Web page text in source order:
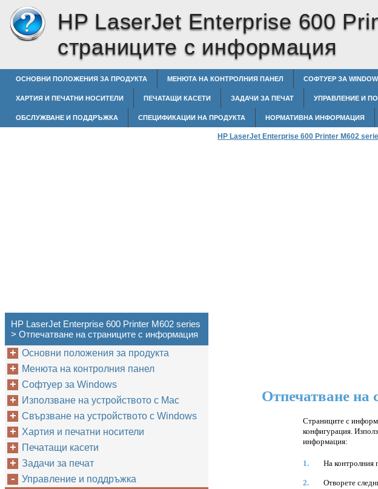
HP LaserJet Enterprise 600
страниците с информация
ОСНОВНИ ПОЛОЖЕНИЯ ЗА ПРОДУКТА МЕНЮТА НА КОНТРОЛНИЯ ПАНЕЛ СОФТУЕР ЗА
ХАРТИЯ И ПЕЧАТНИ НОСИТЕЛИ ПЕЧАТАЩИ КАСЕТИ ЗАДАЧИ ЗА ПЕЧАТ УПРАВЛЕНИЕ И
ОБСЛУЖВАНЕ И ПОДДРЪЖКА СПЕЦИФИКАЦИИ НА ПРОДУКТА НОРМАТИВНА ИНФОРМАЦИЯ
HP LaserJet Enterprise 600 Printer M602
Отпечатване на
Страниците с
конфигурация.
информация:
1. На контролния
2.
Отворете
HP LaserJet Enterprise 600 Printer M602 series
> Отпечатване на страниците с информация
Основни положения за продукта
Менюта на контролния панел
Софтуер за Windows
Използване на устройството с Mac
Свързване на устройството с Windows
Хартия и печатни носители
Печатащи касети
Задачи за печат
Управление и поддръжка